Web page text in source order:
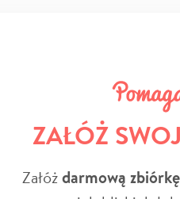
ZAŁÓŻ
Załóżdarmową zbiórkę